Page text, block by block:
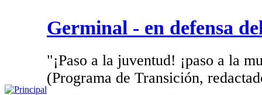
Germinal - en defensa
"¡Paso a la juventud! ¡paso a la
(Programa de Transición,